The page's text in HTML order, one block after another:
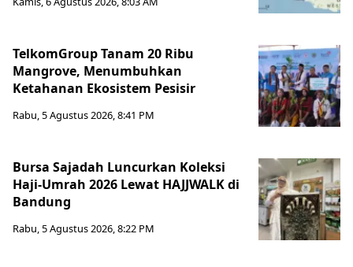
TelkomGroup Tanam 20 Ribu
Mangrove, Menumbuhkan
Ketahanan Ekosistem Pesisir
Rabu, 5 Agustus 2026, 8:41 PM
Bursa Sajadah Luncurkan Koleksi
Haji-Umrah 2026 Lewat HAJJWALK di
Bandung
Rabu, 5 Agustus 2026, 8:22 PM